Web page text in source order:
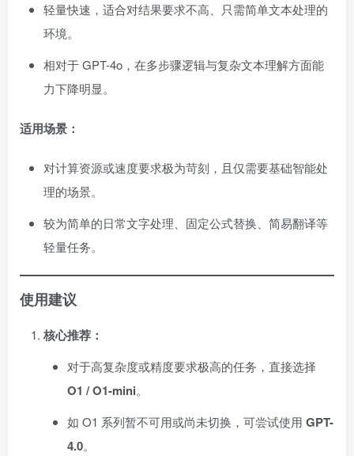
轻量快速，适合对结果要求不高、只需简单文本处理的
环境。
相对于 GPT-4o，在多步骤逻辑与复杂文本理解方面能
力下降明显。
适用场景：
对计算资源或速度要求极为苛刻，且仅需要基础智能处
理的场景。
较为简单的日常文字处理、固定公式替换、简易翻译等
轻量任务。
使用建议
核心推荐：
对于高复杂度或精度要求极高的任务，直接选择
O1 / O1-mini。
如 O1 系列暂不可用或尚未切换，可尝试使用 GPT-
4.0。